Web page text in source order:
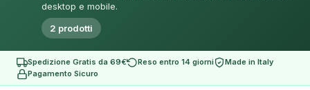
desktop e mobile.
2 prodotti
Spedizione Gratis da 69€ Reso entro 14 giorni
Made in Italy
Pagamento Sicuro